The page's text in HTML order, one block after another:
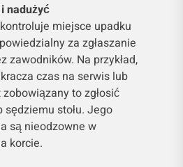
nadużyć
miejsce upadku
za zgłaszanie
zawodników. Na przykład,
czas na serwis lub
to zgłosić
sędziemu stołu. Jego
są nieodzowne w
korcie.